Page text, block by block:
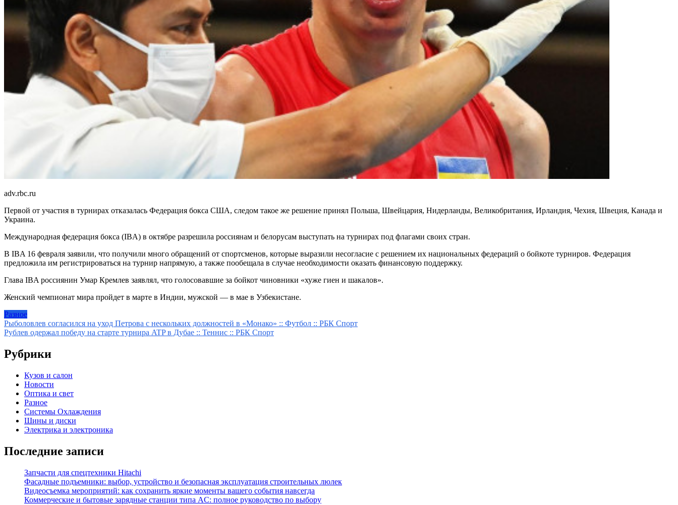
adv.rbc.ru
Первой от участия в турнирах отказалась Федерация бокса США, следом такое же решение принял Польша, Швейцария, Нидерланды, Великобритания, Ирландия, Чехия, Швеция, Канада и
Украина.
Международная федерация бокса (IBA) в октябре разрешила россиянам и белорусам выступать на турнирах под флагами своих стран.
В IBA 16 февраля заявили, что получили много обращений от спортсменов, которые выразили несогласие с решением их национальных федераций о бойкоте турниров. Федерация
предложила им регистрироваться на турнир напрямую, а также пообещала в случае необходимости оказать финансовую поддержку.
Глава IBA россиянин Умар Кремлев заявлял, что голосовавшие за бойкот чиновники «хуже гиен и шакалов».
Женский чемпионат мира пройдет в марте в Индии, мужской — в мае в Узбекистане.
Разное
Навигация
по
записям
Рыболовлев согласился на уход Петрова с нескольких должностей в «Монако» :: Футбол :: РБК Спорт
Рублев одержал победу на старте турнира ATP в Дубае :: Теннис :: РБК Спорт
Рубрики
Кузов и салон
Новости
Оптика и свет
Разное
Системы Охлаждения
Шины и диски
Электрика и электроника
Последние записи
Запчасти для спецтехники Hitachi
Фасадные подъемники: выбор, устройство и безопасная эксплуатация строительных люлек
Видеосъемка мероприятий: как сохранить яркие моменты вашего события навсегда
Коммерческие и бытовые зарядные станции типа AC: полное руководство по выбору